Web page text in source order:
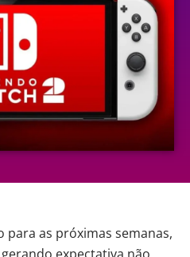
para as próximas semanas,
expectativa não